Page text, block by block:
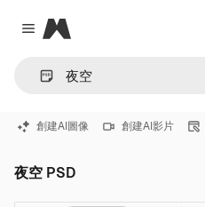
Close menu
Magnific
創建AI圖像 創建AI影片
夜空 PSD